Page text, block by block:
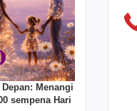
Menangi
sempena Hari